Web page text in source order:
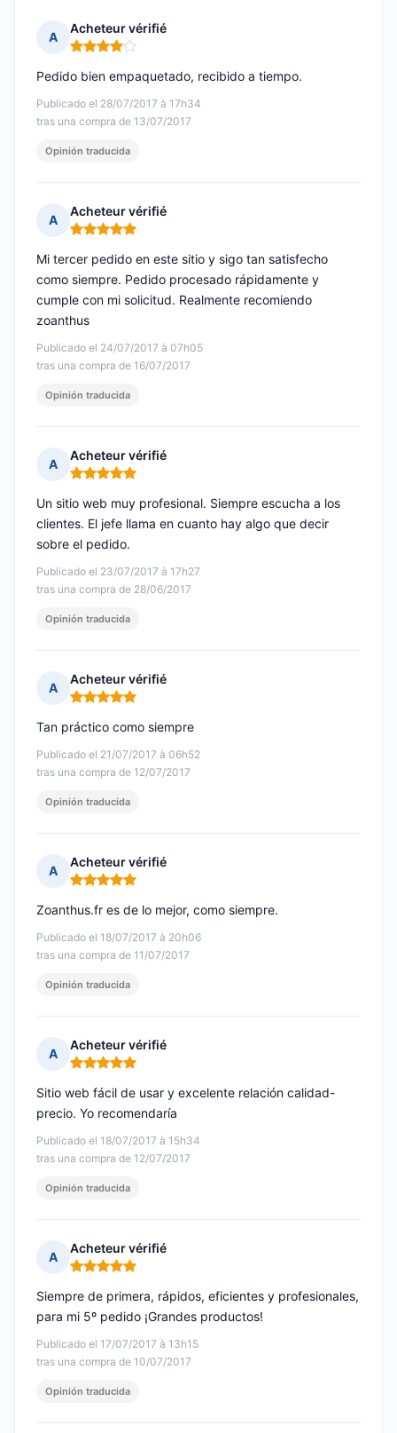
A
Acheteur vérifié
Nota: 4 de 5
Publicado el 28/07/2017 à 17h34
tras una compra de 13/07/2017
Pedido bien empaquetado, recibido a tiempo.
Opinión traducida
A
Acheteur vérifié
Nota: 5 de 5
Publicado el 24/07/2017 à 07h05
tras una compra de 16/07/2017
Mi tercer pedido en este sitio y sigo tan satisfecho
como siempre. Pedido procesado rápidamente y
cumple con mi solicitud. Realmente recomiendo
zoanthus
Opinión traducida
A
Acheteur vérifié
Nota: 5 de 5
Publicado el 23/07/2017 à 17h27
tras una compra de 28/06/2017
Un sitio web muy profesional. Siempre escucha a los
clientes. El jefe llama en cuanto hay algo que decir
sobre el pedido.
Opinión traducida
A
Acheteur vérifié
Nota: 5 de 5
Publicado el 21/07/2017 à 06h52
tras una compra de 12/07/2017
Tan práctico como siempre
Opinión traducida
A
Acheteur vérifié
Nota: 5 de 5
Publicado el 18/07/2017 à 20h06
tras una compra de 11/07/2017
Zoanthus.fr es de lo mejor, como siempre.
Opinión traducida
A
Acheteur vérifié
Nota: 5 de 5
Publicado el 18/07/2017 à 15h34
tras una compra de 12/07/2017
Sitio web fácil de usar y excelente relación calidad-
precio. Yo recomendaría
Opinión traducida
A
Acheteur vérifié
Nota: 5 de 5
Publicado el 17/07/2017 à 13h15
tras una compra de 10/07/2017
Siempre de primera, rápidos, eficientes y profesionales,
para mi 5º pedido ¡Grandes productos!
Opinión traducida